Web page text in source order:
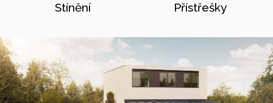
Stínění Přístřešky